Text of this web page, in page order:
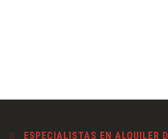
ESPECIALISTAS EN ALQUILER